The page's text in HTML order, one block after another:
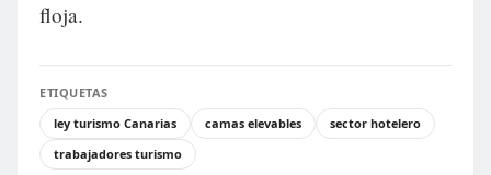
floja.
ETIQUETAS
ley turismo Canarias
camas elevables
sector hotelero
trabajadores turismo